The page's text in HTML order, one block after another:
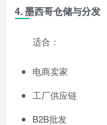
4. 墨西哥仓储与分发
适合：
电商卖家
工厂供应链
B2B批发